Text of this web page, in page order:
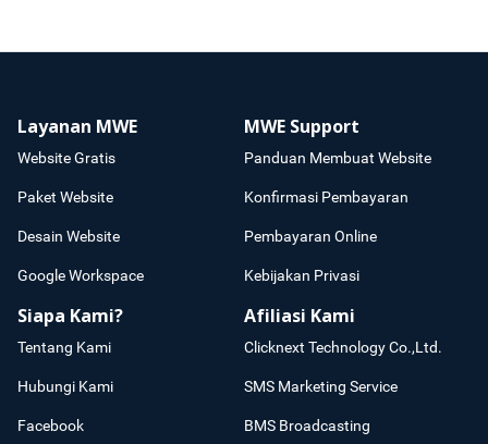
Layanan MWE
Website Gratis
Paket Website
Desain Website
Google Workspace
MWE Support
Panduan Membuat Website
Konfirmasi Pembayaran
Pembayaran Online
Kebijakan Privasi
Siapa Kami?
Tentang Kami
Hubungi Kami
Facebook
Afiliasi Kami
Clicknext Technology Co.,Ltd.
SMS Marketing Service
BMS Broadcasting